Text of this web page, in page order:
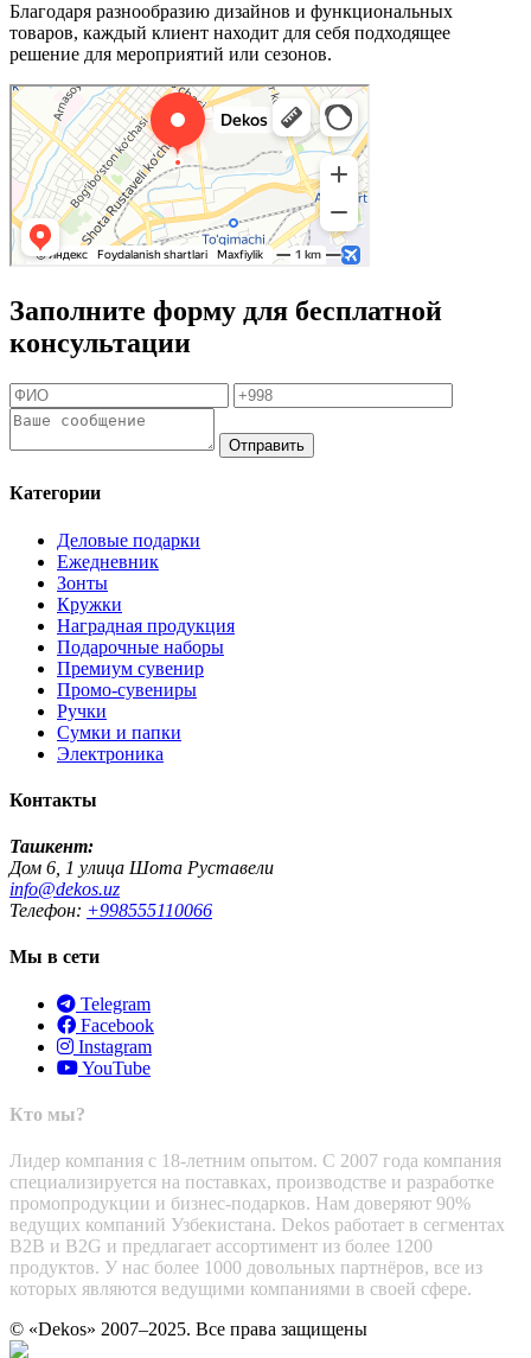
Благодаря разнообразию дизайнов и функциональных
товаров, каждый клиент находит для себя подходящее
решение для мероприятий или сезонов.
Заполните форму для бесплатной
консультации
Отправить
Категории
Деловые подарки
Ежедневник
Зонты
Кружки
Наградная продукция
Подарочные наборы
Премиум сувенир
Промо-сувениры
Ручки
Сумки и папки
Электроника
Контакты
Ташкент:
Дом 6, 1 улица Шота Руставели
info@dekos.uz
Телефон: +998555110066
Мы в сети
Telegram
Facebook
Instagram
YouTube
Кто мы?
Лидер компания с 18-летним опытом. С 2007 года компания
специализируется на поставках, производстве и разработке
промопродукции и бизнес-подарков. Нам доверяют 90%
ведущих компаний Узбекистана. Dekos работает в сегментах
B2B и B2G и предлагает ассортимент из более 1200
продуктов. У нас более 1000 довольных партнёров, все из
которых являются ведущими компаниями в своей сфере.
© «Dekos» 2007–2025. Все права защищены